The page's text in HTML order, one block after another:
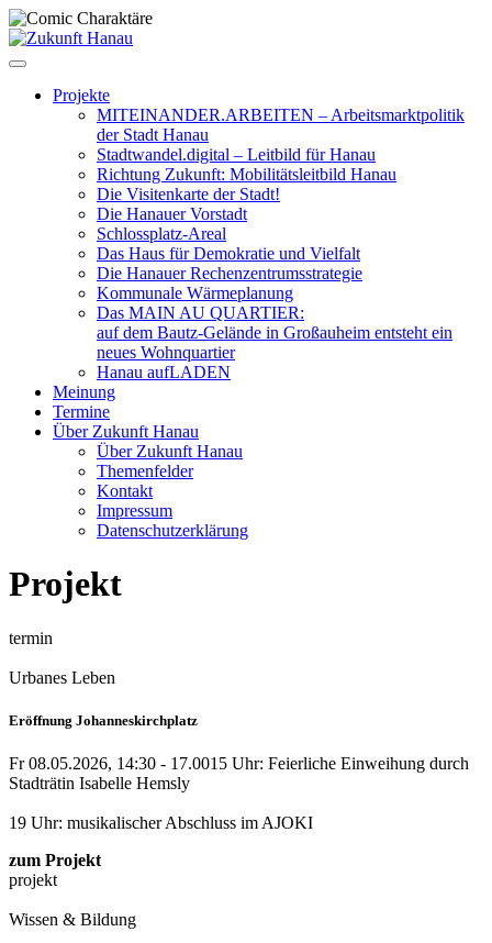
Zum
Projekte
MITEINANDER.ARBEITEN – Arbeitsmarktpolitik
der Stadt Hanau
Stadtwandel.digital – Leitbild für Hanau
Richtung Zukunft: Mobilitätsleitbild Hanau
Die Visitenkarte der Stadt!
Die Hanauer Vorstadt
Schlossplatz-Areal
Das Haus für Demokratie und Vielfalt
Die Hanauer Rechenzentrumsstrategie
Kommunale Wärmeplanung
Das MAIN AU QUARTIER:
auf dem Bautz-Gelände in Großauheim entsteht ein
neues Wohnquartier
Hanau aufLADEN
Meinung
Termine
Über Zukunft Hanau
Über Zukunft Hanau
Themenfelder
Kontakt
Impressum
Datenschutzerklärung
Projekt
termin
Urbanes Leben
Eröffnung Johanneskirchplatz
Fr 08.05.2026, 14:30 - 17.0015 Uhr: Feierliche Einweihung durch
Stadträtin Isabelle Hemsly
19 Uhr: musikalischer Abschluss im AJOKI
zum Projekt
projekt
Wissen & Bildung